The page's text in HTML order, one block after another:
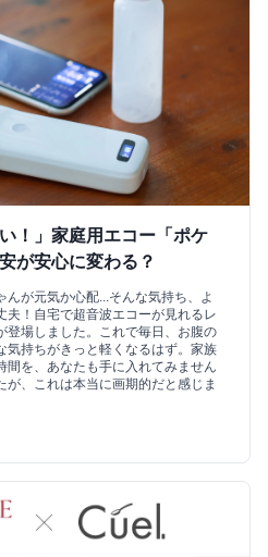
！」家庭用エコー「ポケ
が安心に変わる？
が元気か心配...そんな気持ち、よ
夫！自宅で超音波エコーが見れるレ
登場しました。これで毎日、お腹の
気持ちがきっと軽くなるはず。家族
間を、あなたも手に入れてみません
、これは本当に画期的だと感じま